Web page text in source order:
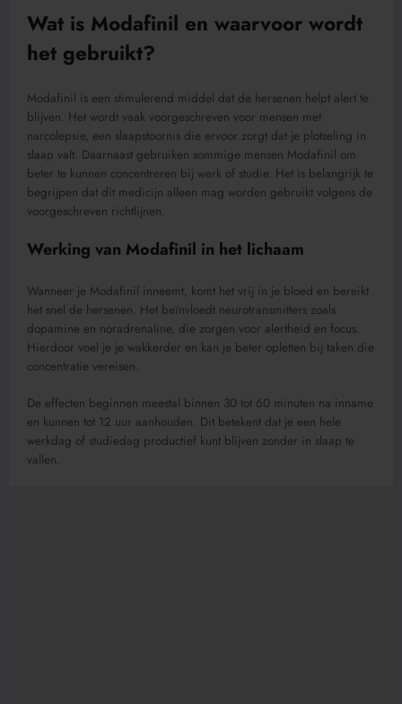
Wat is Modafinil en waarvoor wordt
het gebruikt?
Modafinil is een stimulerend middel dat de hersenen helpt alert te
blijven. Het wordt vaak voorgeschreven voor mensen met
narcolepsie, een slaapstoornis die ervoor zorgt dat je plotseling in
slaap valt. Daarnaast gebruiken sommige mensen Modafinil om
beter te kunnen concentreren bij werk of studie. Het is belangrijk te
begrijpen dat dit medicijn alleen mag worden gebruikt volgens de
voorgeschreven richtlijnen.
Werking van Modafinil in het lichaam
Wanneer je Modafinil inneemt, komt het vrij in je bloed en bereikt
het snel de hersenen. Het beïnvloedt neurotransmitters zoals
dopamine en noradrenaline, die zorgen voor alertheid en focus.
Hierdoor voel je je wakkerder en kan je beter opletten bij taken die
concentratie vereisen.
De effecten beginnen meestal binnen 30 tot 60 minuten na inname
en kunnen tot 12 uur aanhouden. Dit betekent dat je een hele
werkdag of studiedag productief kunt blijven zonder in slaap te
vallen.